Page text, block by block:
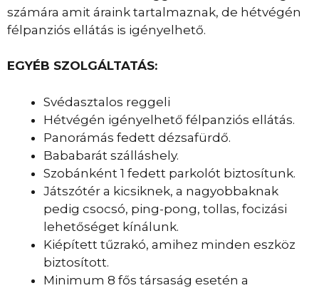
számára amit áraink tartalmaznak, de hétvégén
félpanziós ellátás is igényelhető.
EGYÉB SZOLGÁLTATÁS:
Svédasztalos reggeli
Hétvégén igényelhető félpanziós ellátás.
Panorámás fedett dézsafürdő.
Bababarát szálláshely.
Szobánként 1 fedett parkolót biztosítunk.
Játszótér a kicsiknek, a nagyobbaknak
pedig csocsó, ping-pong, tollas, focizási
lehetőséget kínálunk.
Kiépített tűzrakó, amihez minden eszköz
biztosított.
Minimum 8 fős társaság esetén a